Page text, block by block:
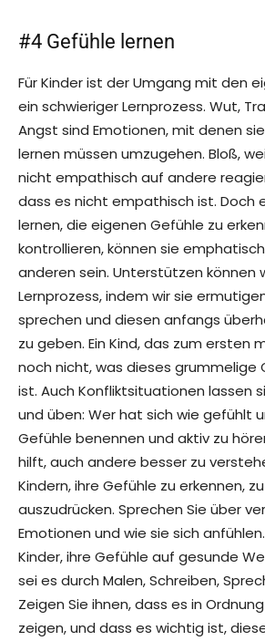
#4 Gefühle lernen
Für Kinder ist der Umgang mit den
ein schwieriger Lernprozess. Wut,
Angst sind Emotionen, mit denen
lernen müssen umzugehen. Bloß,
nicht empathisch auf andere
dass es nicht empathisch ist. Doch
lernen, die eigenen Gefühle zu
kontrollieren, können sie
anderen sein. Unterstützen können
Lernprozess, indem wir sie
sprechen und diesen anfangs
zu geben. Ein Kind, das zum ersten
noch nicht, was dieses grummelige
ist. Auch Konfliktsituationen lassen
und üben: Wer hat sich wie gefühlt
Gefühle benennen und aktiv zu
hilft, auch andere besser zu
Kindern, ihre Gefühle zu erkennen,
auszudrücken. Sprechen Sie über
Emotionen und wie sie sich
Kinder, ihre Gefühle auf gesunde
sei es durch Malen, Schreiben,
Zeigen Sie ihnen, dass es in
zeigen, und dass es wichtig ist,